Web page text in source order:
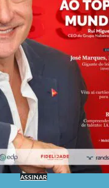
ASSINAR